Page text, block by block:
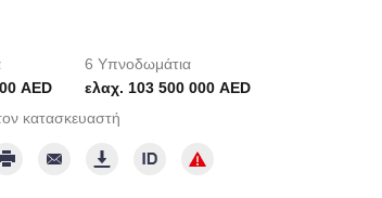
AED
6 Υπνοδωμάτια
ελαχ. 103 500 000 AED
κατασκευαστή